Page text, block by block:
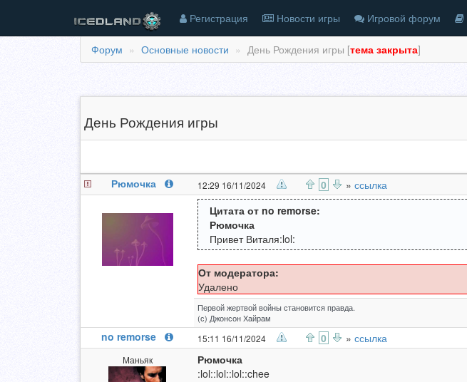
Регистрация Новости игры Игровой форум
Форум Основные новости День Рождения игры [тема закрыта]
День Рождения игры
Рюмочка
12:29 16/11/2024 0 » ссылка
Цитата от no remorse:
Рюмочка
Привет Виталя:lol:
От модератора:
Удалено
Первой жертвой войны становится правда.
(с) Джонсон Хайрам
no remorse 15:11 16/11/2024 0 » ссылка
Маньяк
Рюмочка
:lol::lol::lol::chee